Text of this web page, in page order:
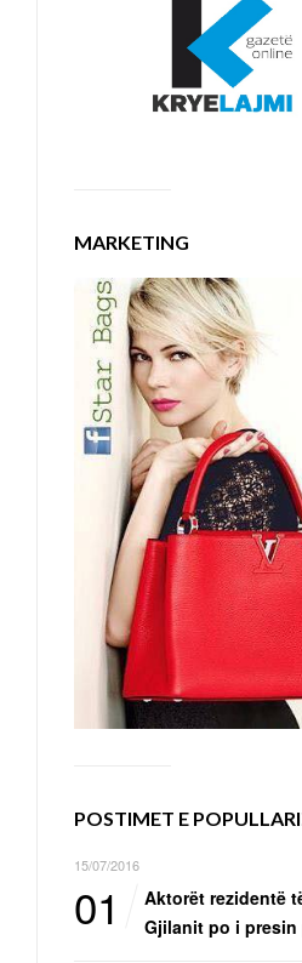
MARKETING
POSTIMET E
15/07/2016
01
Aktorët rezidentë
Gjilanit po i presin